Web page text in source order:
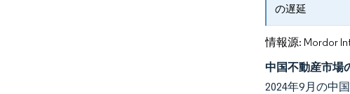
の遅延
情報源: Mordor
中国不動産市場
2024年9月の中